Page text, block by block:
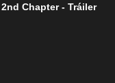
Chapter - Tráiler